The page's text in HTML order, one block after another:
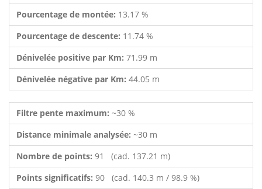
Pourcentage de montée: 13.17 %
Pourcentage de descente: 11.74 %
Dénivelée positive par Km: 71.99 m
Dénivelée négative par Km: 44.05 m
Filtre pente maximum: ~30 %
Distance minimale analysée: ~30 m
Nombre de points: 91 (cad. 137.21 m)
Points significatifs: 90 (cad. 140.3 m / 98.9 %)